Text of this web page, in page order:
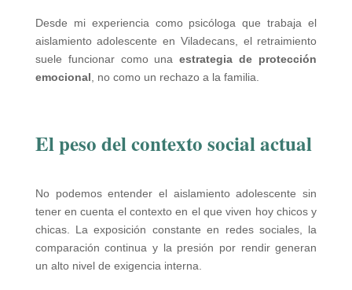
Desde mi experiencia como psicóloga que trabaja el
aislamiento adolescente en Viladecans, el retraimiento
suele funcionar como unaestrategia de protección
emocional , no como un rechazo a la familia.
El peso del contexto social actual
No podemos entender el aislamiento adolescente sin
tener en cuenta el contexto en el que viven hoy chicos y
chicas. La exposición constante en redes sociales, la
comparación continua y la presión por rendir generan
un alto nivel de exigencia interna.